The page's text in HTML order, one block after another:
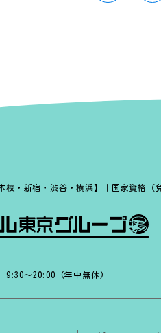
校・新宿・渋谷・横浜】｜国家資格（
9:30〜20:00 (年中無休)